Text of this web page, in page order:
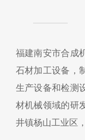
福建南安市合成
石材加工设备，
生产设备和检测
材机械领域的研
井镇杨山工业区